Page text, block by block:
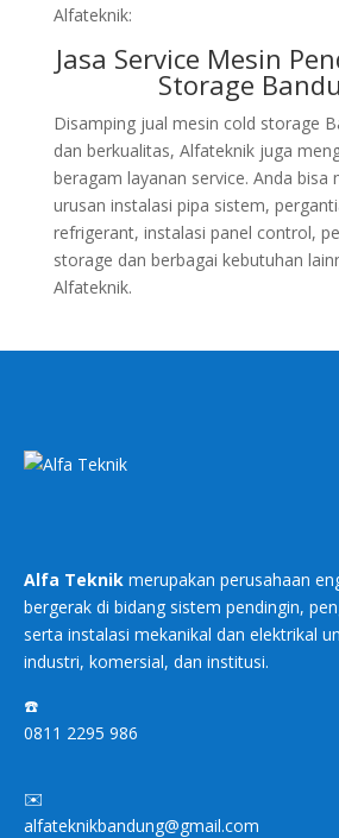
Alfateknik:
Jasa Service Mesin
Storage
Disamping jual mesin cold storage
dan berkualitas, Alfateknik juga
beragam layanan service. Anda bisa
urusan instalasi pipa sistem,
refrigerant, instalasi panel control,
storage dan berbagai kebutuhan
Alfateknik.
Alfa Teknik merupakan perusahaan
bergerak di bidang sistem pendingin,
serta instalasi mekanikal dan elektrikal
industri, komersial, dan institusi.
☎️
0811 2295 986
✉️
alfateknikbandung@gmail.com